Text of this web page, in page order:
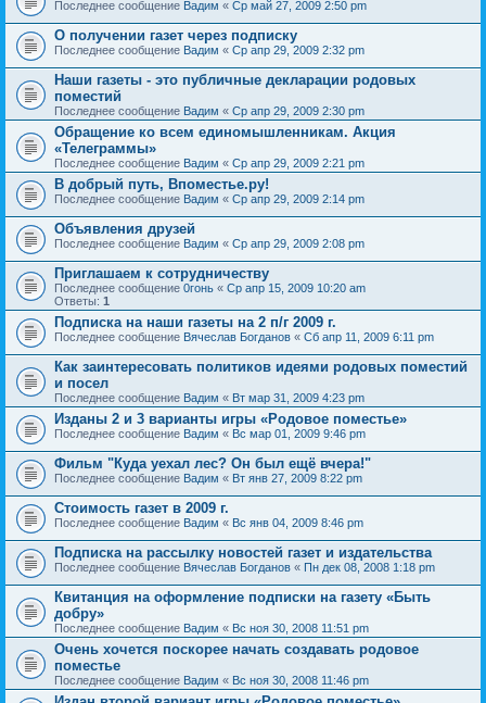
Последнее сообщение Вадим « Ср май 27, 2009 2:50 pm
О получении газет через подписку
Последнее сообщение Вадим « Ср апр 29, 2009 2:32 pm
Наши газеты - это публичные декларации родовых
поместий
Последнее сообщение Вадим « Ср апр 29, 2009 2:30 pm
Обращение ко всем единомышленникам. Акция
«Телеграммы»
Последнее сообщение Вадим « Ср апр 29, 2009 2:21 pm
В добрый путь, Впоместье.ру!
Последнее сообщение Вадим « Ср апр 29, 2009 2:14 pm
Объявления друзей
Последнее сообщение Вадим « Ср апр 29, 2009 2:08 pm
Приглашаем к сотрудничеству
Последнее сообщение 0гонь « Ср апр 15, 2009 10:20 am
Ответы: 1
Подписка на наши газеты на 2 п/г 2009 г.
Последнее сообщение Вячеслав Богданов « Сб апр 11, 2009 6:11 pm
Как заинтересовать политиков идеями родовых поместий
и посел
Последнее сообщение Вадим « Вт мар 31, 2009 4:23 pm
Изданы 2 и 3 варианты игры «Родовое поместье»
Последнее сообщение Вадим « Вс мар 01, 2009 9:46 pm
Фильм "Куда уехал лес? Он был ещё вчера!"
Последнее сообщение Вадим « Вт янв 27, 2009 8:22 pm
Стоимость газет в 2009 г.
Последнее сообщение Вадим « Вс янв 04, 2009 8:46 pm
Подписка на рассылку новостей газет и издательства
Последнее сообщение Вячеслав Богданов « Пн дек 08, 2008 1:18 pm
Квитанция на оформление подписки на газету «Быть
добру»
Последнее сообщение Вадим « Вс ноя 30, 2008 11:51 pm
Очень хочется поскорее начать создавать родовое
поместье
Последнее сообщение Вадим « Вс ноя 30, 2008 11:46 pm